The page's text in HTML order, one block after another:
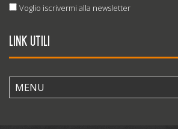
Voglio iscrivermi alla newsletter
Link utili